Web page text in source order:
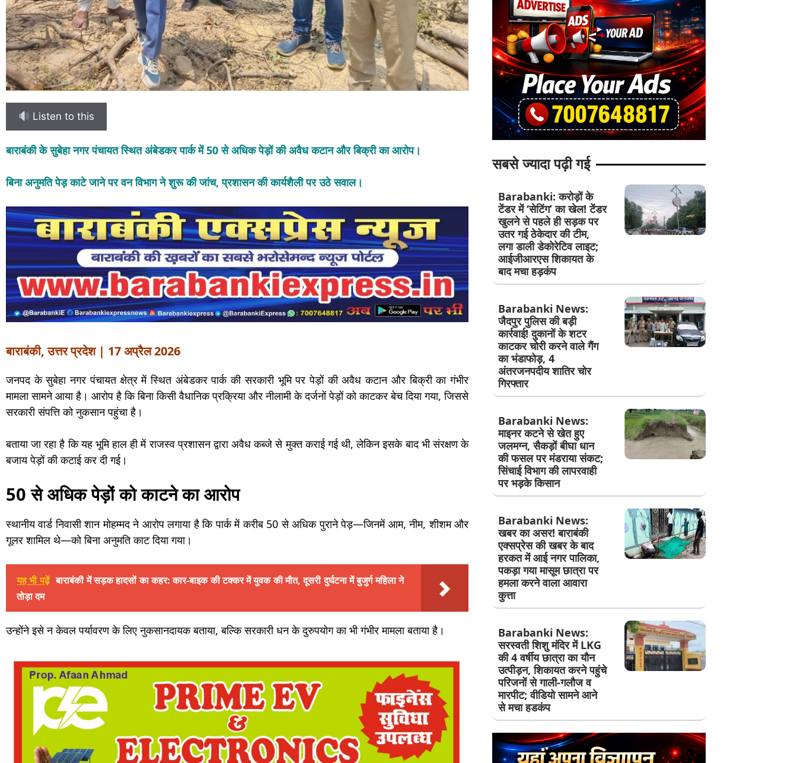
Listen to this
बाराबंकीके सुबेहा नगर पंचायत स्थित अंबेडकर पार्क में 50 से अधिक पेड़ों की अवैध कटान और बिक्री का आरोप।
बिना अनुमति पेड़ काटे जाने पर वन विभाग ने शुरू की जांच, प्रशासन की कार्यशैली पर उठे सवाल।
बाराबंकी, उत्तर प्रदेश | 17 अप्रैल 2026
जनपद के सुबेहा नगर पंचायत क्षेत्र में स्थित अंबेडकर पार्क की सरकारी भूमि पर पेड़ों की अवैध कटान और बिक्री का गंभीर
मामला सामने आया है। आरोप है कि बिना किसी वैधानिक प्रक्रिया और नीलामी के दर्जनों पेड़ों को काटकर बेच दिया गया, जिससे
सरकारी संपत्ति को नुकसान पहुंचा है।
बताया जा रहा है कि यह भूमि हाल ही में राजस्व प्रशासन द्वारा अवैध कब्जे से मुक्त कराई गई थी, लेकिन इसके बाद भी संरक्षण के
बजाय पेड़ों की कटाई कर दी गई।
50 से अधिक पेड़ों को काटने का आरोप
स्थानीय वार्ड निवासी शान मोहम्मद ने आरोप लगाया है कि पार्क में करीब 50 से अधिक पुराने पेड़—जिनमें आम, नीम, शीशम और
गूलर शामिल थे—को बिना अनुमति काट दिया गया।
यह भी पढ़ें बाराबंकी में सड़क हादसों का कहर: कार-बाइक की टक्कर में युवक की मौत, दूसरी दुर्घटना में बुजुर्ग महिला ने
तोड़ा दम
उन्होंने इसे न केवल पर्यावरण के लिए नुकसानदायक बताया, बल्कि सरकारी धन के दुरुपयोग का भी गंभीर मामला बताया है।
सबसे ज्यादा पढ़ी गई
Barabanki: करोड़ों के
टेंडर में ‘सेटिंग’ का खेल! टेंडर
खुलने से पहले ही सड़क पर
उतर गई ठेकेदार की टीम,
लगा डाली डेकोरेटिव लाइट;
आईजीआरएस शिकायत के
बाद मचा हड़कंप
Barabanki News:
जैदपुर पुलिस की बड़ी
कार्रवाई! दुकानों के शटर
काटकर चोरी करने वाले गैंग
का भंडाफोड़, 4
अंतरजनपदीय शातिर चोर
गिरफ्तार
Barabanki News:
माइनर कटने से खेत हुए
जलमग्न, सैकड़ों बीघा धान
की फसल पर मंडराया संकट;
सिंचाई विभाग की लापरवाही
पर भड़के किसान
Barabanki News:
खबर का असर! बाराबंकी
एक्सप्रेस की खबर के बाद
हरकत में आई नगर पालिका,
पकड़ा गया मासूम छात्रा पर
हमला करने वाला आवारा
कुत्ता
Barabanki News:
सरस्वती शिशु मंदिर में LKG
की 4 वर्षीय छात्रा का यौन
उत्पीड़न, शिकायत करने पहुंचे
परिजनों से गाली-गलौज व
मारपीट; वीडियो सामने आने
से मचा हडकंप